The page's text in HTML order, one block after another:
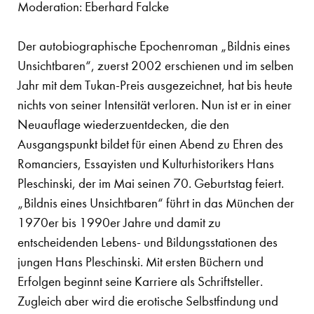
Moderation: Eberhard Falcke
Der autobiographische Epochenroman „Bildnis eines
Unsichtbaren“, zuerst 2002 erschienen und im selben
Jahr mit dem Tukan-Preis ausgezeichnet, hat bis heute
nichts von seiner Intensität verloren. Nun ist er in einer
Neuauflage wiederzuentdecken, die den
Ausgangspunkt bildet für einen Abend zu Ehren des
Romanciers, Essayisten und Kulturhistorikers Hans
Pleschinski, der im Mai seinen 70. Geburtstag feiert.
„Bildnis eines Unsichtbaren“ führt in das München der
1970er bis 1990er Jahre und damit zu
entscheidenden Lebens- und Bildungsstationen des
jungen Hans Pleschinski. Mit ersten Büchern und
Erfolgen beginnt seine Karriere als Schriftsteller.
Zugleich aber wird die erotische Selbstfindung und